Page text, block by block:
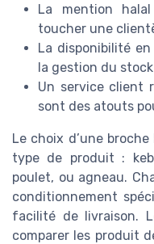
La mention
toucher une
La disponibilité
la gestion du
Un service client
sont des atouts
Le choix d’une
type de produit :
poulet, ou agneau.
conditionnement
facilité de livraison.
comparer les produit